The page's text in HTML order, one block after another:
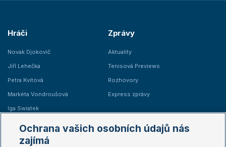
Hráči
Novak Djokovič
Jiří Lehečka
Petra Kvitová
Markéta Vondroušová
Iga Swiatek
Zprávy
Aktuality
Tenisová Previews
Rozhovory
Express zprávy
Žebříčky
Ochrana vašich osobních údajů nás
zajímá